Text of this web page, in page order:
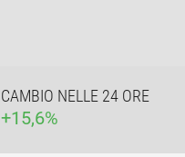
CAMBIO NELLE 24 ORE
+15,6%